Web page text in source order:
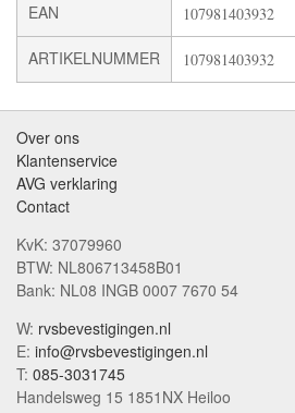
EAN 107981403932
ARTIKELNUMMER 107981403932
Over ons
Klantenservice
AVG verklaring
Contact
KvK: 37079960
BTW: NL806713458B01
Bank: NL08 INGB 0007 7670 54
W: rvsbevestigingen.nl
E: info@rvsbevestigingen.nl
T: 085-3031745
Handelsweg 15 1851NX Heiloo